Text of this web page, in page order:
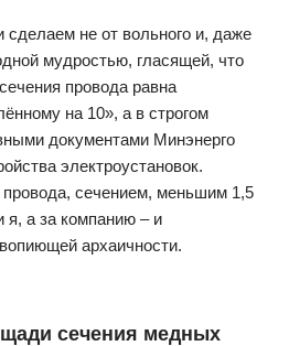
не от вольного и, даже
мудростью, гласящей, что
провода равна
на 10», а в строгом
документами Минэнерго
электроустановок.
провода, сечением, меньшим 1,5
я, а за компанию – и
архаичности.
сечения медных